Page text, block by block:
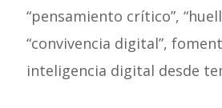
“pensamiento crítico”,
“convivencia digital”,
inteligencia digital desde